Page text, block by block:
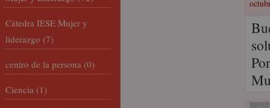
Cátedra IESE Mujer y
liderazgo (7)
centro de la persona (0)
Ciencia (1)